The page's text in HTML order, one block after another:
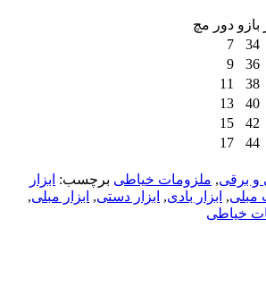
بازو دور مچ
34
7
36
9
38
11
40
13
42
15
44
17
و برقی, ملزومات خیاطی برچسب: ابزار
مبلی, ابزار بادی, ابزار دستی, ابزار مبلی,
خیاطی